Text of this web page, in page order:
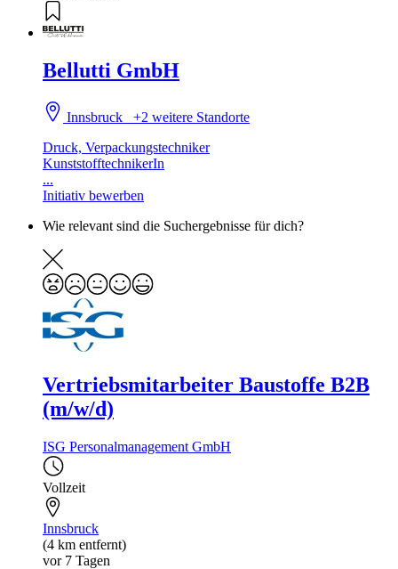
Bellutti GmbH
Innsbruck+2 weitere Standorte
Druck, Verpackungstechniker
KunststofftechnikerIn
...
Initiativ bewerben
Wie relevant sind die Suchergebnisse für dich?
Vertriebsmitarbeiter Baustoffe B2B
(m/w/d)
ISG Personalmanagement GmbH
Vollzeit
Innsbruck
(4 km entfernt)
vor 7 Tagen